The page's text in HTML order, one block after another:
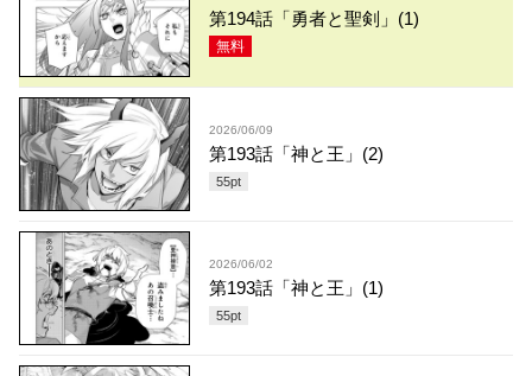
第194話「勇者と聖剣」(1)
無料
2026/06/09
第193話「神と王」(2)
55pt
2026/06/02
第193話「神と王」(1)
55pt